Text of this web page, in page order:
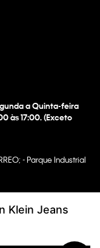
Klein Jeans
a Quinta-feira
às 17:00. (Exceto
- Parque Industrial
LTDA.